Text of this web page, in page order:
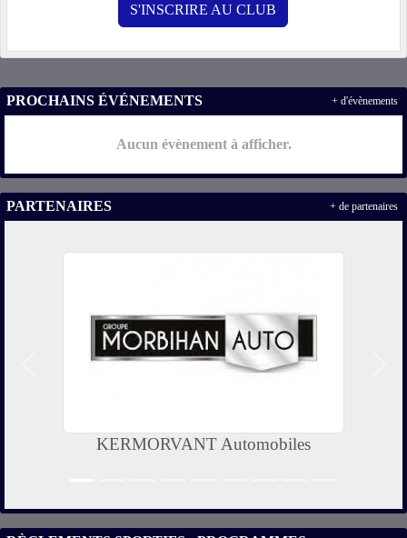
S'INSCRIRE AU CLUB
PROCHAINS ÉVÉNEMENTS
Aucun évènement à afficher.
+ d'évènements
PARTENAIRES
KERMORVANT Automobiles
+ de partenaires